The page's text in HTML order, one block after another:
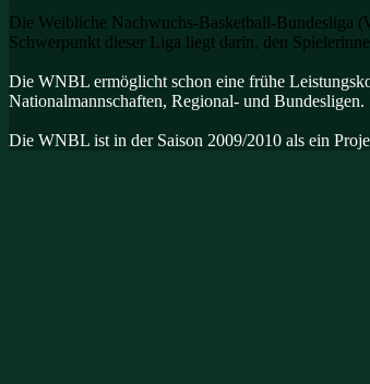
Die Weibliche Nachwuchs-Basketball-Bundesliga
Schwerpunkt dieser Liga liegt darin, den
Die WNBL ermöglicht schon eine frühe
Nationalmannschaften, Regional- und Bundesligen.
Die WNBL ist in der Saison 2009/2010 als ein